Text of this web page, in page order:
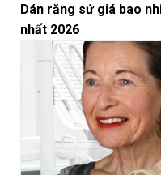
Dán răng sứ giá bao
nhất 2026